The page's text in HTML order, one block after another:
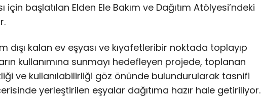
başlatılan Elden Ele Bakım ve Dağıtım Atölyesi’ndeki
dışı kalan ev eşyası ve kıyafetleribir noktada toplayıp
kullanımına sunmayı hedefleyen projede, toplanan
ve kullanılabilirliği göz önünde bulundurularak tasnifi
yerleştirilen eşyalar dağıtıma hazır hale getiriliyor.